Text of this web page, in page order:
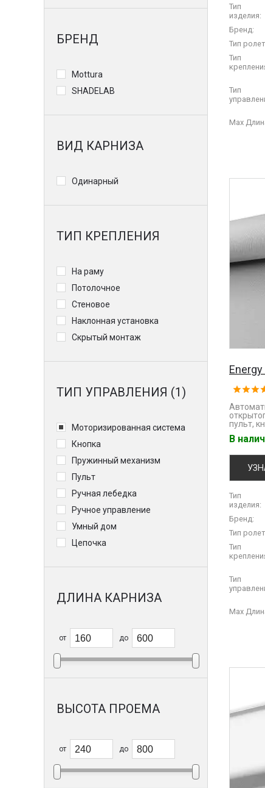
Тип
изделия:
Бренд:
Тип
Тип
Тип
Max
Energy
пульт,
В
Тип
изделия:
Бренд:
Тип
Тип
Тип
Max
БРЕНД
Mottura
SHADELAB
ВИД КАРНИЗА
Одинарный
ТИП КРЕПЛЕНИЯ
На раму
Потолочное
Стеновое
Наклонная установка
Скрытый монтаж
ТИП УПРАВЛЕНИЯ (1)
Моторизированная система
Кнопка
Пружинный механизм
Пульт
Ручная лебедка
Ручное управление
Умный дом
Цепочка
ДЛИНА КАРНИЗА
от до
ВЫСОТА ПРОЕМА
от до